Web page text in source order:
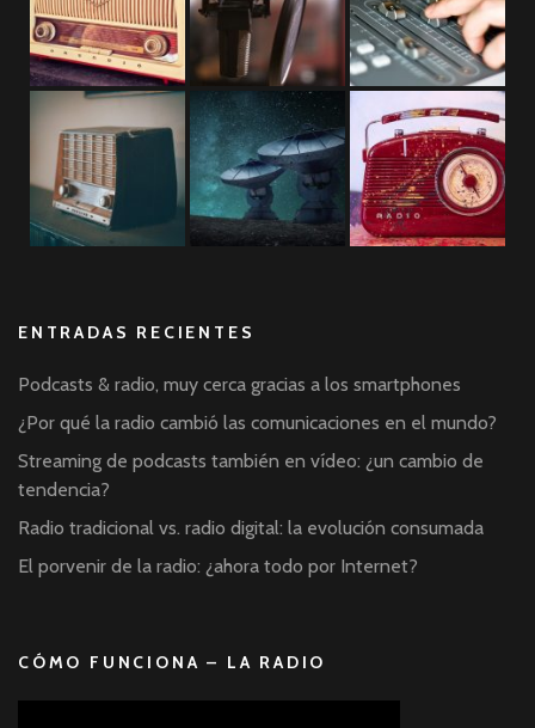
ENTRADAS RECIENTES
Podcasts & radio, muy cerca gracias a los smartphones
¿Por qué la radio cambió las comunicaciones en el mundo?
Streaming de podcasts también en vídeo: ¿un cambio de
tendencia?
Radio tradicional vs. radio digital: la evolución consumada
El porvenir de la radio: ¿ahora todo por Internet?
CÓMO FUNCIONA – LA RADIO